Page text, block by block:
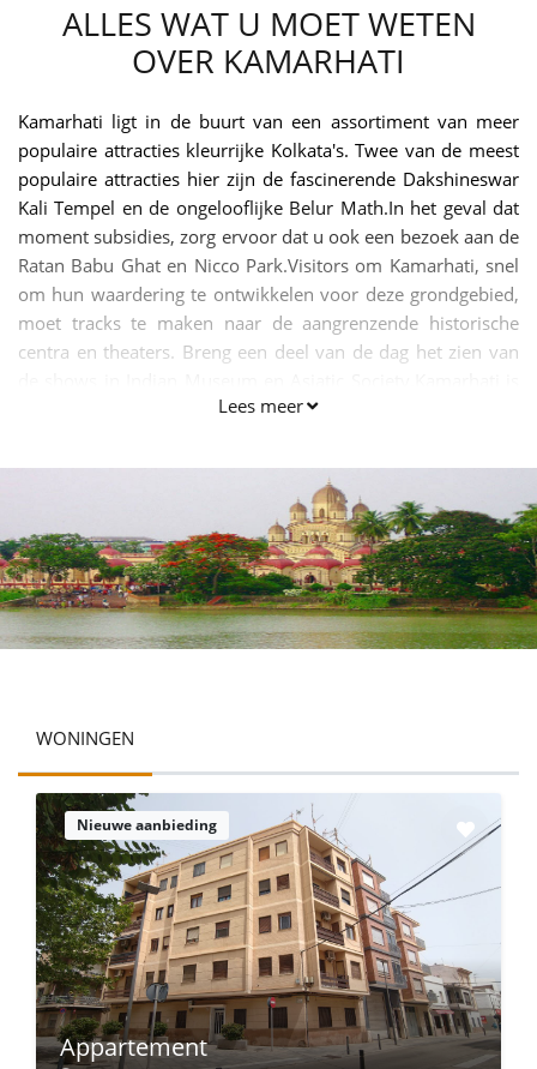
ALLES WAT U MOET WETEN
OVER KAMARHATI
Kamarhati ligt in de buurt van een assortiment van meer
populaire attracties kleurrijke Kolkata's. Twee van de meest
populaire attracties hier zijn de fascinerende Dakshineswar
Kali Tempel en de ongelooflijke Belur Math.In het geval dat
moment subsidies, zorg ervoor dat u ook een bezoek aan de
Ratan Babu Ghat en Nicco Park.Visitors om Kamarhati, snel
om hun waardering te ontwikkelen voor deze grondgebied,
moet tracks te maken naar de aangrenzende historische
centra en theaters. Breng een deel van de dag het zien van
een plaats verzadigd is met het aantrekken history.Cheer
Gardens, de thuishaven van de Bengaalse cricketteam
cricket team en Kolkata Knight Riders. Na het genieten van
het spel, volg de stroom van de lokale fans naar een
nabijgelegen pub en beleef de match highlights over een
paar drankjes.
Lees meer
WONINGEN
Nieuwe aanbieding
Appartement